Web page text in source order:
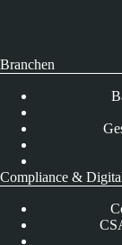
Branchen
Compliance &